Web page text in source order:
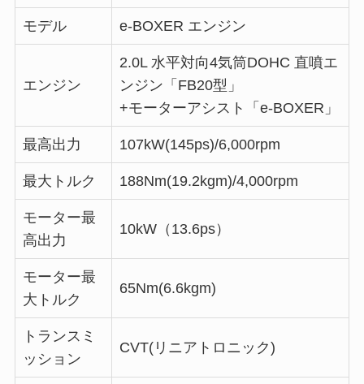
モデル e-BOXER エンジン
エンジン
2.0L 水平対向4気筒DOHC 直噴エ
ンジン「FB20型」
+モーターアシスト「e-BOXER」
最高出力 107kW(145ps)/6,000rpm
最大トルク 188Nm(19.2kgm)/4,000rpm
モーター最
高出力
10kW（13.6ps）
モーター最
大トルク
65Nm(6.6kgm)
トランスミ
ッション
CVT(リニアトロニック)